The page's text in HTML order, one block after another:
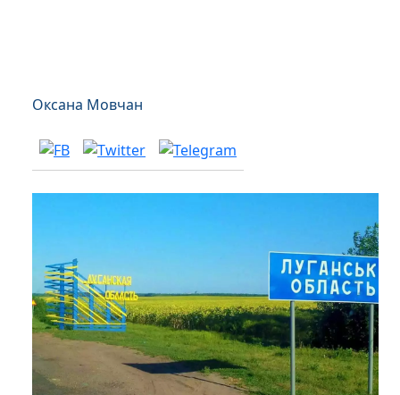
Оксана Мовчан